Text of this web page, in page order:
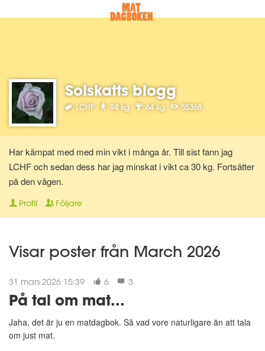
Solskatts blogg
LCHF 94 kg 64 kg 55368
Har kämpat med med min vikt i många år. Till sist fann jag
LCHF och sedan dess har jag minskat i vikt ca 30 kg. Fortsätter
på den vägen.
Profil Följare
Visar poster från March 2026
31 mars 2026 15:39 6 3
På tal om mat...
Jaha, det är ju en matdagbok. Så vad vore naturligare än att tala
om just mat.